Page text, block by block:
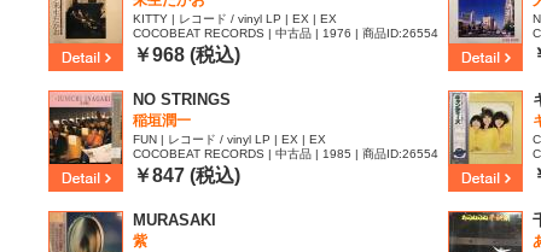
KITTY | レコード / vinyl LP | EX | EX
COCOBEAT RECORDS | 中古品 | 1976 | 商品ID:26554
26
￥968 (税込)
NO STRINGS
稲垣潤一
FUN | レコード / vinyl LP | EX | EX
COCOBEAT RECORDS | 中古品 | 1985 | 商品ID:26554
19
￥847 (税込)
MURASAKI
紫